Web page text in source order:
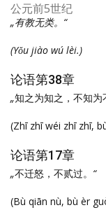
公元前5世纪
„有教无类。“
(Yǒu jiào wú lèi.)
论语第38章
„知之为知之，不知为
(Zhī zhī wéi zhī zhī,
论语第17章
„不迁怒，不贰过。 “
(Bù qiān nù, bù èr